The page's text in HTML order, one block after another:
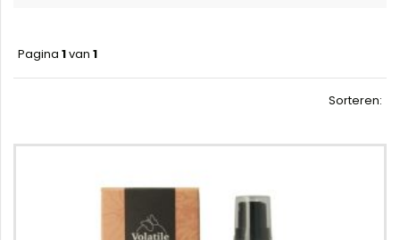
Pagina 1van 1
Sorteren: